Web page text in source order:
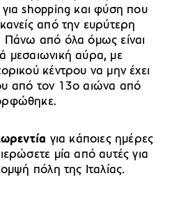
για shopping και φύση που
από την ευρύτερη
Πάνω από όλα όμως είναι
μεσαιωνική αύρα, με
κέντρου να μην έχει
από τον 13ο αιώνα από
για κάποιες ημέρες
μία από αυτές για
πόλη της Ιταλίας.